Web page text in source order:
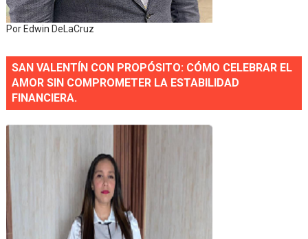
Por Edwin DeLaCruz
SAN VALENTÍN CON PROPÓSITO: CÓMO CELEBRAR EL
AMOR SIN COMPROMETER LA ESTABILIDAD
FINANCIERA.